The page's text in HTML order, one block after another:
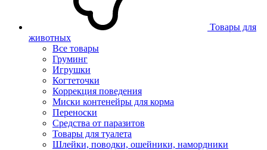
Товары для
животных
Все товары
Груминг
Игрушки
Когтеточки
Коррекция поведения
Миски контенейры для корма
Переноски
Средства от паразитов
Товары для туалета
Шлейки, поводки, ошейники, намордники